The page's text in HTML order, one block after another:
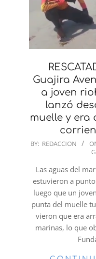
Guajira
a joven
lanzó
muelle y
2025-
14
BY: REDACCION
Las aguas del
estuvieron a
luego que un
punta del muelle
vieron que era
marinas, lo que